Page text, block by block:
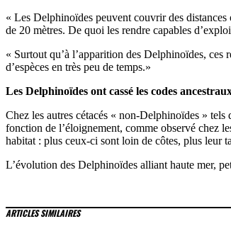
« Les Delphinoïdes peuvent couvrir des distances
de 20 mètres. De quoi les rendre capables
« Surtout qu’à l’apparition des Delphinoïdes, ces
d’espèces en très peu de temps.»
Les Delphinoïdes ont cassé les codes
Chez les autres cétacés « non-Delphinoïdes »
fonction de l’éloignement, comme observé chez
habitat : plus ceux-ci sont loin de côtes, plus leur
L’évolution des Delphinoïdes alliant haute mer,
ARTICLES SIMILAIRES